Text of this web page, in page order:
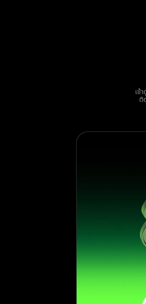
เข้
ติ